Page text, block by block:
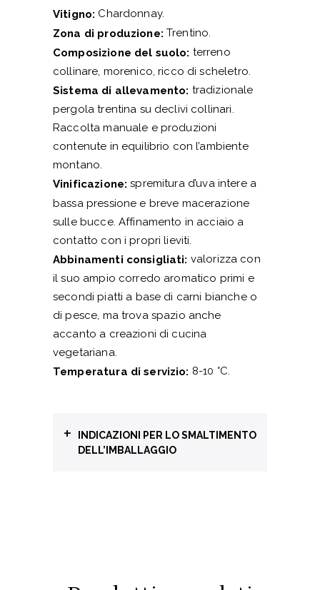
Vitigno: Chardonnay.
Zona di produzione: Trentino.
Composizione del suolo: terreno
collinare, morenico, ricco di scheletro.
Sistema di allevamento: tradizionale
pergola trentina su declivi collinari.
Raccolta manuale e produzioni
contenute in equilibrio con l’ambiente
montano.
Vinificazione: spremitura d’uva intere a
bassa pressione e breve macerazione
sulle bucce. Affinamento in acciaio a
contatto con i propri lieviti.
Abbinamenti consigliati: valorizza con
il suo ampio corredo aromatico primi e
secondi piatti a base di carni bianche o
di pesce, ma trova spazio anche
accanto a creazioni di cucina
vegetariana.
Temperatura di servizio: 8-10 °C.
+
INDICAZIONI PER LO SMALTIMENTO
DELL’IMBALLAGGIO